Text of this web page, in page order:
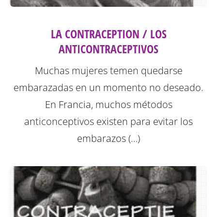
LA CONTRACEPTION / LOS
ANTICONTRACEPTIVOS
Muchas mujeres temen quedarse
embarazadas en un momento no deseado.
En Francia, muchos métodos
anticonceptivos existen para evitar los
embarazos (…)